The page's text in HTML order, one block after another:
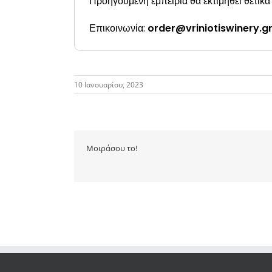
Επικοινωνία: order@vriniotiswinery.gr
10 Ιανουαρίου, 2023
Μοιράσου το!